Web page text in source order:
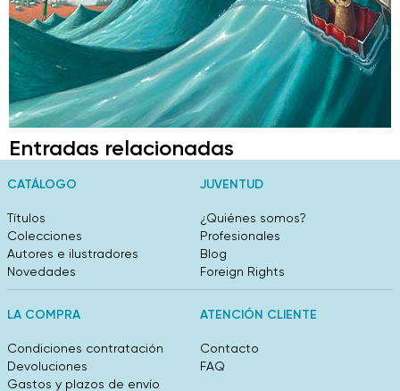
Entradas relacionadas
CATÁLOGO
Títulos
Colecciones
Autores e ilustradores
Novedades
JUVENTUD
¿Quiénes somos?
Profesionales
Blog
Foreign Rights
LA COMPRA
Condiciones contratación
Devoluciones
Gastos y plazos de envío
ATENCIÓN CLIENTE
Contacto
FAQ